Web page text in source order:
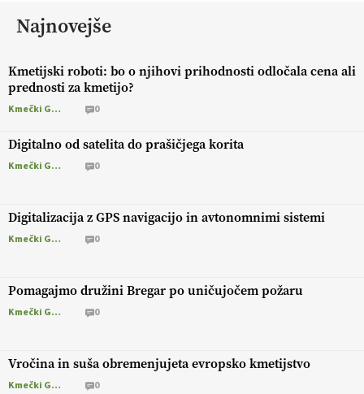
Najnovejše
Kmetijski roboti: bo o njihovi prihodnosti odločala cena ali
prednosti za kmetijo?
Kmečki Glas 0
Digitalno od satelita do prašičjega korita
Kmečki Glas 0
Digitalizacija z GPS navigacijo in avtonomnimi sistemi
Kmečki Glas 0
Pomagajmo družini Bregar po uničujočem požaru
Kmečki Glas 0
Vročina in suša obremenjujeta evropsko kmetijstvo
Kmečki Glas 0